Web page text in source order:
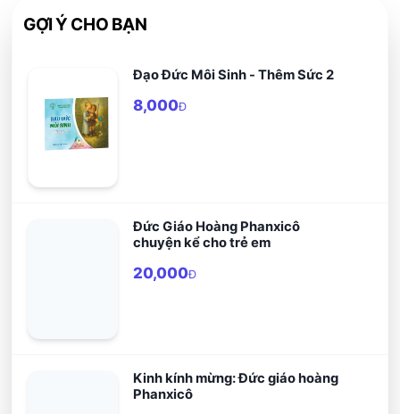
GỢI Ý CHO BẠN
Đạo Đức Môi Sinh - Thêm Sức 2
8,000Đ
Đức Giáo Hoàng Phanxicô
chuyện kể cho trẻ em
20,000Đ
Kinh kính mừng: Đức giáo hoàng
Phanxicô